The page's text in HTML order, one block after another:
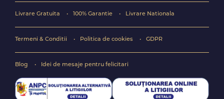
Livrare Gratuita 100% Garantie Livrare Nationala
Termeni & Conditii Politica de cookies GDPR
Blog Idei de mesaje pentru felicitari